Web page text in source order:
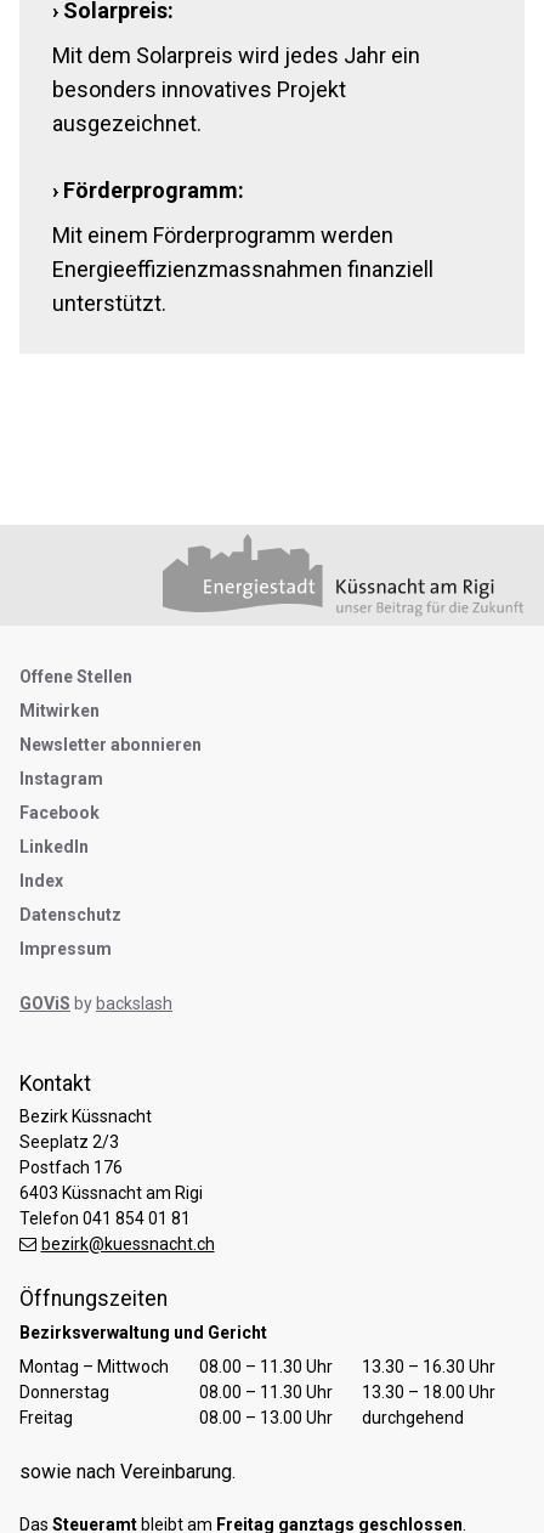
› Solarpreis:
Mit dem Solarpreis wird jedes Jahr ein
besonders innovatives Projekt
ausgezeichnet.
› Förderprogramm:
Mit einem Förderprogramm werden
Energieeffizienzmassnahmen finanziell
unterstützt.
Kontakt
Bezirk Küssnacht
Seeplatz 2/3
Postfach 176
6403 Küssnacht am Rigi
Telefon 041 854 01 81
bezirk@kuessnacht.ch
Öffnungszeiten
Bezirksverwaltung und Gericht
TagÖffnungszeiten Vormittag Öffnungszeiten Nachmittag
Montag – Mittwoch 08.00 – 11.30 Uhr
13.30 – 16.30 Uhr
Donnerstag
08.00 – 11.30 Uhr
13.30 – 18.00 Uhr
Freitag
08.00 – 13.00 Uhr durchgehend
sowie nach Vereinbarung.
Das Steueramt bleibt am Freitag ganztags geschlossen
Metanavigation
Offene Stellen
Mitwirken
Newsletter abonnieren
Instagram
Facebook
LinkedIn
Index
Datenschutz
Impressum
GOViS by backslash